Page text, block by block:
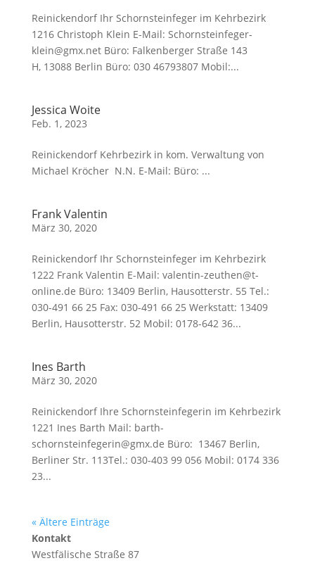
Reinickendorf Ihr Schornsteinfeger im Kehrbezirk
1216 Christoph Klein E-Mail: Schornsteinfeger-
klein@gmx.net Büro: Falkenberger Straße 143
H, 13088 Berlin Büro: 030 46793807 Mobil:...
Jessica Woite
Feb. 1, 2023
Reinickendorf Kehrbezirk in kom. Verwaltung von
Michael Kröcher N.N. E-Mail: Büro: ...
Frank Valentin
März 30, 2020
Reinickendorf Ihr Schornsteinfeger im Kehrbezirk
1222 Frank Valentin E-Mail: valentin-zeuthen@t-
online.de Büro: 13409 Berlin, Hausotterstr. 55 Tel.:
030-491 66 25 Fax: 030-491 66 25 Werkstatt: 13409
Berlin, Hausotterstr. 52 Mobil: 0178-642 36...
Ines Barth
März 30, 2020
Reinickendorf Ihre Schornsteinfegerin im Kehrbezirk
1221 Ines Barth Mail: barth-
schornsteinfegerin@gmx.de Büro: 13467 Berlin,
Berliner Str. 113Tel.: 030-403 99 056 Mobil: 0174 336
23...
« Ältere Einträge
Kontakt
Westfälische Straße 87